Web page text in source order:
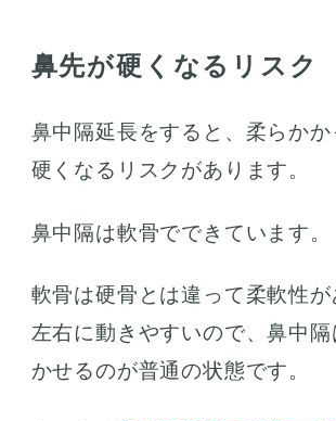
鼻先が硬くなるリスク
鼻中隔延長をすると、柔らか
硬くなるリスクがあります。
鼻中隔は軟骨でできています。
軟骨は硬骨とは違って柔軟性
左右に動きやすいので、鼻中
かせるのが普通の状態です。